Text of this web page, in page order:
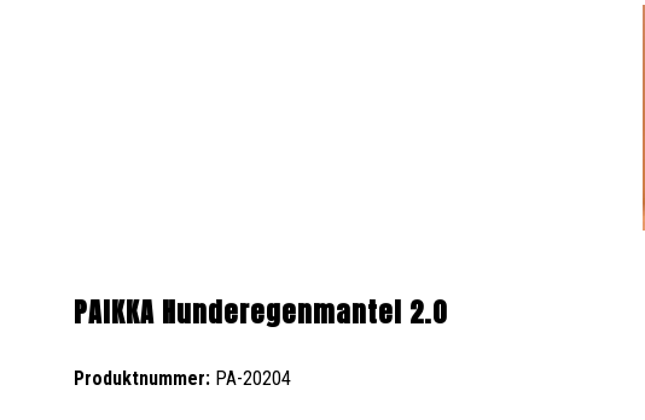
PAIKKA Hunderegenmantel 2.0
Produktnummer: PA-20204